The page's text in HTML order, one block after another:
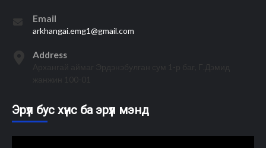
Email
arkhangai.emg1@gmail.com
Address
Эрүүл бус хүнс ба эрүүл мэнд